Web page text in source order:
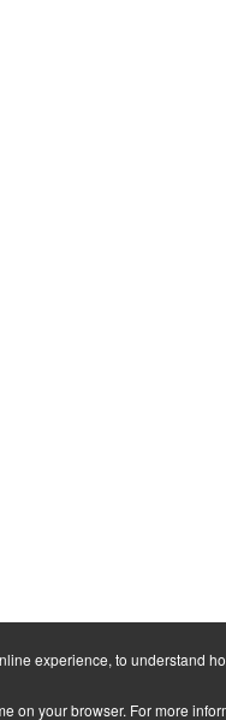
experience, to understand
on your browser. For more